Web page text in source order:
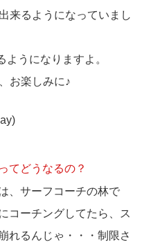
来るようになっていまし
ようになりますよ。
お楽しみに♪
てどうなるの？
、サーフコーチの林で
コーチングしてたら、ス
れるんじゃ・・・制限さ